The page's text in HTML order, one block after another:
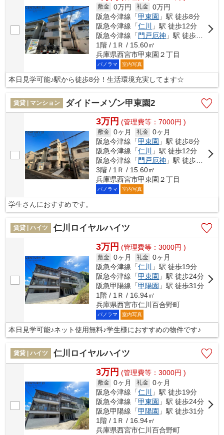
敷金 0万円 礼金 0万円
阪急今津線「甲東園 」駅 徒歩8分
阪急今津線「仁川
」駅 徒歩12分
阪急今津線「 門戸厄神 」駅 徒歩20分
1階 / 1Ｒ / 15.60㎡
兵庫県西宮市甲東園２丁目
パノラマ 室内写真
本日見学可能♪駅から徒歩8分！生活環境充実してます☆
賃貸 | マンション ダイドーメゾン甲東園2
3万円 (管理費等：7000円 )
敷金 0ヶ月 礼金 0ヶ月
阪急今津線「甲東園 」駅 徒歩8分
阪急今津線「仁川
」駅 徒歩12分
阪急今津線「 門戸厄神 」駅 徒歩20分
3階 / 1Ｒ / 15.60㎡
兵庫県西宮市甲東園２丁目
パノラマ 室内写真
学生さんにおすすめです。
賃貸 | ハイツ 仁川ロイヤルハイツ
3万円 (管理費等：3000円 )
敷金 0ヶ月 礼金 0ヶ月
阪急今津線「仁川
」駅 徒歩19分
阪急今津線「甲東園 」駅 徒歩24分
阪急甲陽線「甲陽園 」駅 徒歩31分
1階 / 1Ｒ / 16.94㎡
兵庫県西宮市仁川百合野町
パノラマ 室内写真
本日見学可能♪ネット使用無料♪学生様におすすめの物件です♪
賃貸 | ハイツ 仁川ロイヤルハイツ
3万円 (管理費等：3000円 )
敷金 0ヶ月 礼金 0ヶ月
阪急今津線「仁川
」駅 徒歩19分
阪急今津線「甲東園 」駅 徒歩24分
阪急甲陽線「甲陽園 」駅 徒歩31分
1階 / 1Ｒ / 16.94㎡
兵庫県西宮市仁川百合野町